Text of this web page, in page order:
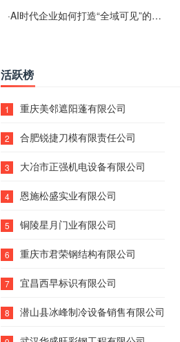
·AI时代企业如何打造“全域可见”的数字资产？梓彤超越给出新解法
活跃榜
1 重庆美邻遮阳蓬有限公司
2 合肥锐捷刀模有限责任公司
3 大冶市正强机电设备有限公司
4 恩施松盛实业有限公司
5 铜陵星月门业有限公司
6 重庆市君荣钢结构有限公司
7 宜昌西早标识有限公司
8 潜山县冰峰制冷设备销售有限公司